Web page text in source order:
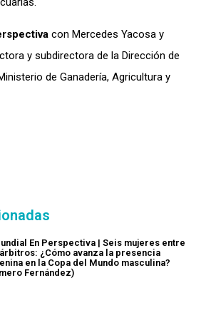
con Mercedes Yacosa y
y subdirectora de la Dirección de
de Ganadería, Agricultura y
En Perspectiva | Seis mujeres entre
¿Cómo avanza la presencia
en la Copa del Mundo masculina?
Fernández)